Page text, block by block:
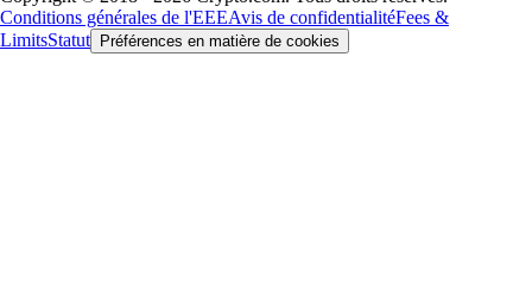
Conditions générales de l'EEEAvis de confidentialitéFees &
LimitsStatut Préférences en matière de cookies